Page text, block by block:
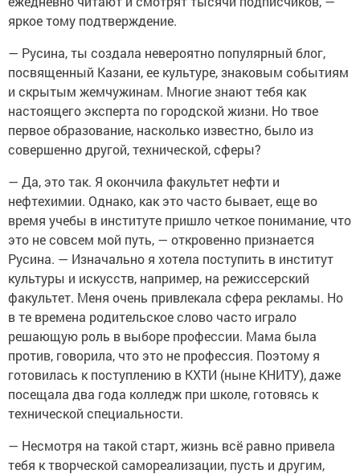
яркое тому подтверждение.
— Русина, ты создала невероятно популярный блог,
посвященный Казани, ее культуре, знаковым событиям
и скрытым жемчужинам. Многие знают тебя как
настоящего эксперта по городской жизни. Но твое
первое образование, насколько известно, было из
совершенно другой, технической, сферы?
— Да, это так. Я окончила факультет нефти и
нефтехимии. Однако, как это часто бывает, еще во
время учебы в институте пришло четкое понимание, что
это не совсем мой путь, — откровенно признается
Русина. — Изначально я хотела поступить в институт
культуры и искусств, например, на режиссерский
факультет. Меня очень привлекала сфера рекламы. Но
в те времена родительское слово часто играло
решающую роль в выборе профессии. Мама была
против, говорила, что это не профессия. Поэтому я
готовилась к поступлению в КХТИ (ныне КНИТУ), даже
посещала два года колледж при школе, готовясь к
технической специальности.
— Несмотря на такой старт, жизнь всё равно привела
тебя к творческой самореализации, пусть и другим,